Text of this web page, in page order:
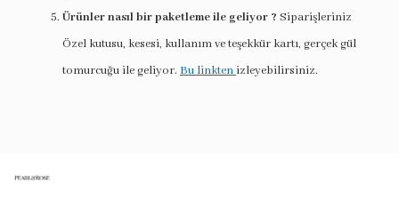
Ürünler nasıl bir paketleme ile geliyor ? Siparişleriniz
Özel kutusu, kesesi, kullanım ve teşekkür kartı, gerçek gül
tomurcuğu ile geliyor. Bu linkten izleyebilirsiniz.